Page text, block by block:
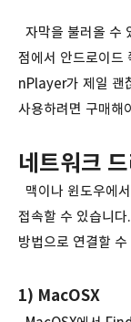
자막을 불러올 수
점에서 안드로이드
nPlayer가 제일 괜
사용하려면 구매해
네트워크
맥이나 윈도우에
접속할 수 있습니
방법으로 연결할
1) MacOSX